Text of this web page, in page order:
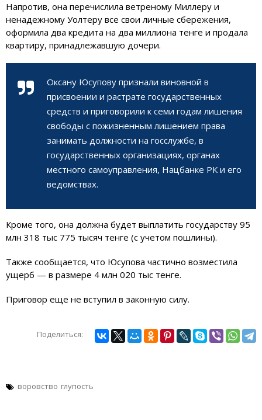
Напротив, она перечислила ветреному Миллеру и
ненадежному Уолтеру все свои личные сбережения,
оформила два кредита на два миллиона тенге и продала
квартиру, принадлежавшую дочери.
Оксану Юсупову признали виновной в
присвоении и растрате государственных
средств и приговорили к семи годам лишения
свободы с пожизненным лишением права
занимать должности на госслужбе, в
государственных организациях, органах
местного самоуправления, Нацбанке РК и его
ведомствах.
Кроме того, она должна будет выплатить государству 95
млн 318 тыс 775 тысяч тенге (с учетом пошлины).
Также сообщается, что Юсупова частично возместила
ущерб — в размере 4 млн 020 тыс тенге.
Приговор еще не вступил в законную силу.
Поделиться:
воровство глупость